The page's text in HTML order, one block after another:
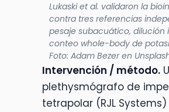
Lukaski et al. validaron la
contra tres referencias
pesaje subacuático, dilución
conteo whole-body de
Foto: Adam Bezer en
Intervención / método.
plethysmógrafo de
tetrapolar (RJL Systems)